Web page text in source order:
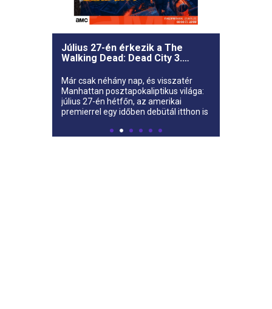
Július 27-én érkezik a The
Walking Dead: Dead City 3.
Már csak néhány nap, és visszatér
Manhattan posztapokaliptikus világa:
július 27-én hétfőn, az amerikai
premierrel egy időben debütál itthon is
City harmadik évada.